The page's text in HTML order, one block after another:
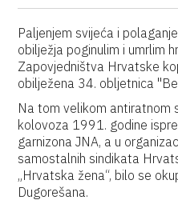
Paljenjem svijeća i
obilježja poginulim i umrlim
Zapovjedništva Hrvatske
obilježena 34. obljetnica
Na tom velikom antiratnom
kolovoza 1991. godine
garnizona JNA, a u
samostalnih sindikata
„Hrvatska žena“, bilo se
Dugorešana.